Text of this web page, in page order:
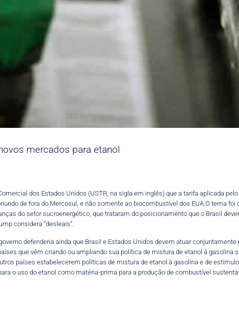
mercados para etanol
dos Estados Unidos (USTR, na sigla em inglês) que a tarifa aplicada
de fora do Mercosul, e não somente ao biocombustível dos EUA.O tema
do setor sucroenergético, que trataram do posicionamento que o Brasil
considera “desleais”.
defenderia ainda que Brasil e Estados Unidos devem atuar
que vêm criando ou ampliando sua política de mistura de etanol à gasolina
países estabelecerem políticas de mistura de etanol à gasolina e de
o uso do etanol como matéria-prima para a produção de combustível